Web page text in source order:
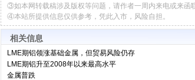
③如本网转载稿涉及版权等问题，请作者一周内来电或来函
④本站所提供信息仅供参考，凭此入市，风险自担。
相关信息
LME期铝领涨基础金属，但贸易风险仍存
LME期铝升至2008年以来最高水平
金属普跌